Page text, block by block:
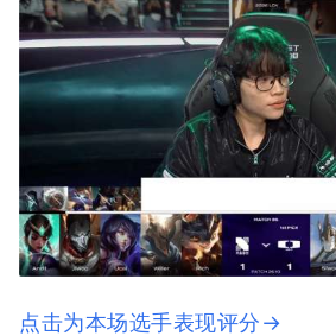
点击为本场选手表现评分→